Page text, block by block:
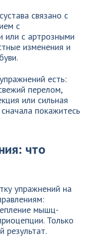
связано с
с
или с артрозными
изменения и
есть:
перелом,
или сильная
покажитесь
что
упражнений на
мышц-
Только
результат.